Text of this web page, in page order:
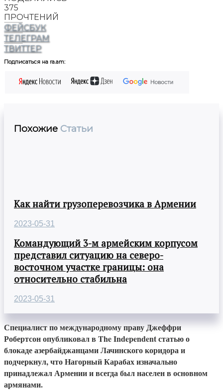
375
ПРОЧТЕНИЙ
ФЕЙСБУК
ТЕЛЕГРАМ
ТВИТТЕР
Подписаться на ra.am:
Похожие Статьи
Как найти грузоперевозчика в Армении
2023-05-31
Командующий 3-м армейским корпусом
представил ситуацию на северо-
восточном участке границы: она
относительно стабильна
2023-05-31
Специалист по международному праву Джеффри
Робертсон опубликовал в The Independent статью о
блокаде азербайджанцами Лачинского коридора и
подчеркнул, что Нагорный Карабах изначально
принадлежал Армении и всегда был населен в основном
армянами.